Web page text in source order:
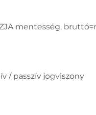
mentesség,
/ passzív jogviszony